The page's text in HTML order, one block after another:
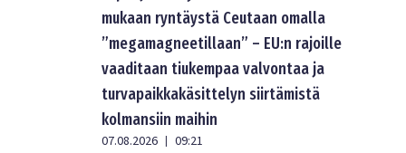
mukaan ryntäystä Ceutaan omalla
”megamagneetillaan” – EU:n rajoille
vaaditaan tiukempaa valvontaa ja
turvapaikkakäsittelyn siirtämistä
kolmansiin maihin
07.08.2026 | 09:21